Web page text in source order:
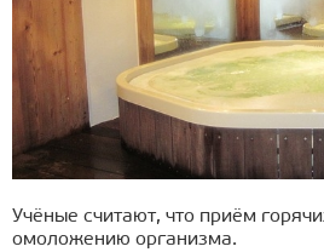
Учёные считают, что приём
омоложению организма.